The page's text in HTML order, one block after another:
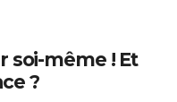
soi-même ! Et
?